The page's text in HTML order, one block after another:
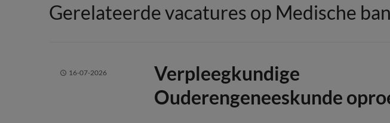
Gerelateerde vacatures op Medische
16-07-2026
Verpleegkundige
Ouderengeneeskunde